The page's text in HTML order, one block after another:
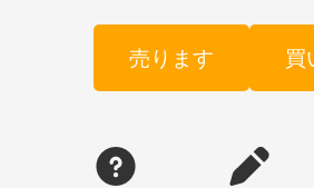
売ります 買